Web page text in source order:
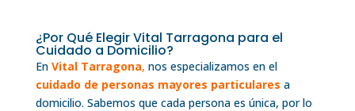
¿Por Qué Elegir Vital Tarragona para el
Cuidado a Domicilio?
En Vital Tarragona, nos especializamos en el
cuidado de personas mayores particulares a
domicilio. Sabemos que cada persona es única, por lo